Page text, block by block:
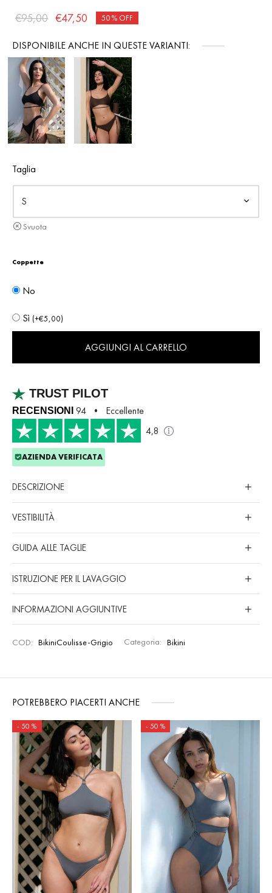
50% OFF
€95,00 Il
originale
era:
€95,00.
€47,50
attuale
è:
€47,50.
DISPONIBILE ANCHE IN QUESTE VARIANTI:
Taglia
Svuota
Coppette
No
Sì (+€5,00)
AGGIUNGI AL CARRELLO
TRUST PILOT
RECENSIONI
94 • Eccellente
4,8
AZIENDA VERIFICATA
DESCRIZIONE
VESTIBILITÀ
GUIDA ALLE TAGLIE
ISTRUZIONE PER IL LAVAGGIO
INFORMAZIONI AGGIUNTIVE
COD: BikiniCoulisse-Grigio Categoria: Bikini
POTREBBERO PIACERTI ANCHE
- 50 % -50 %